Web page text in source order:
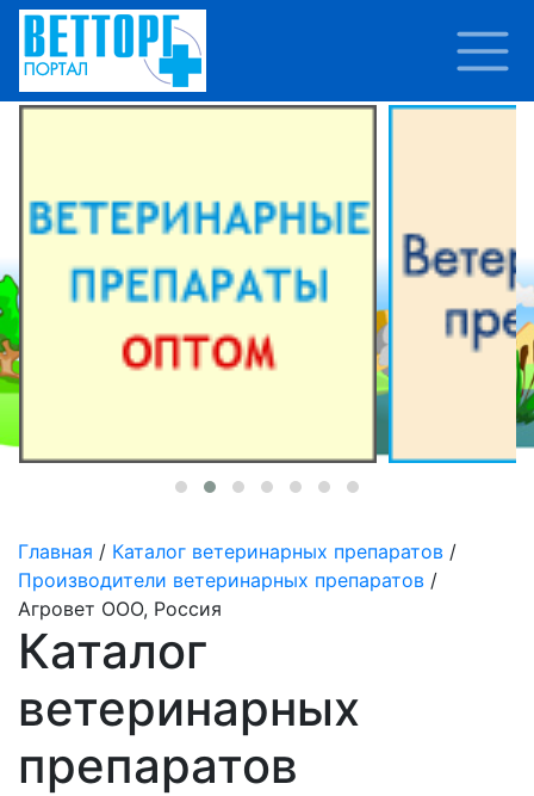
Главная / Каталог ветеринарных препаратов /
Производители ветеринарных препаратов /
Агровет ООО, Россия
Каталог
ветеринарных
препаратов